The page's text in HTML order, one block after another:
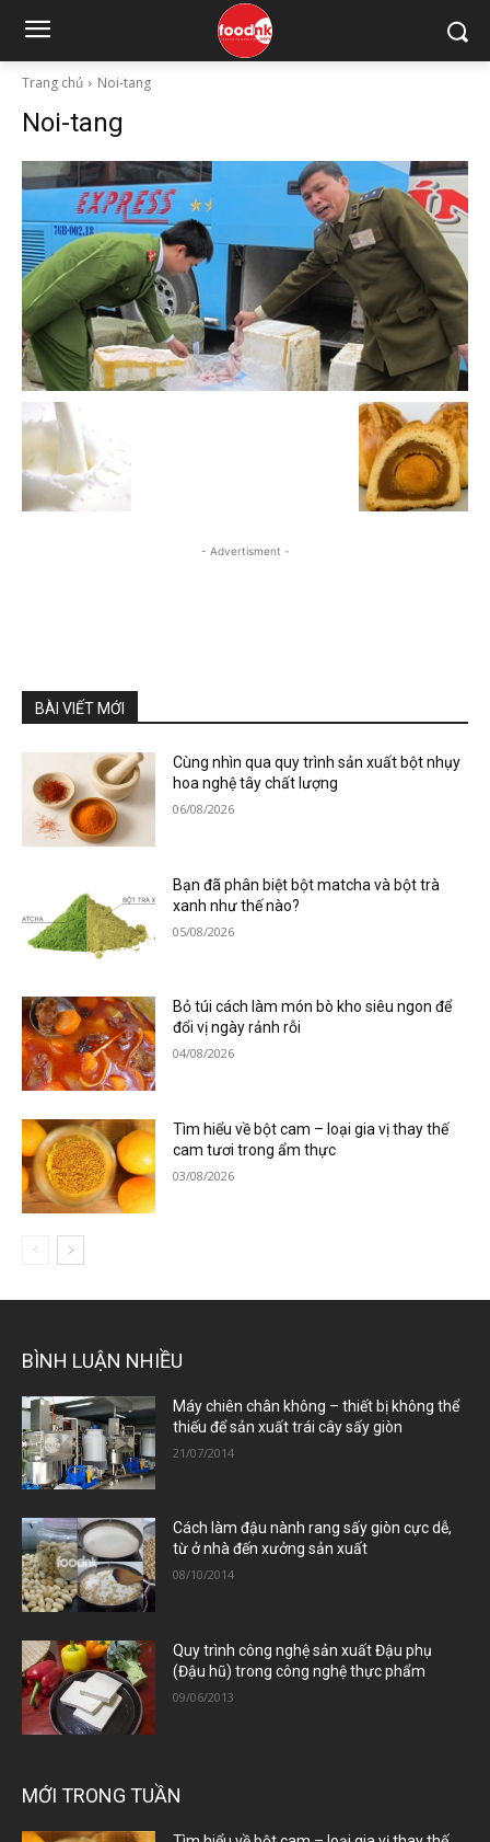
Trang chủ Noi-tang
Noi-tang
- Advertisment -
BÀI VIẾT MỚI
Cùng nhìn qua quy trình sản xuất bột nhụy
hoa nghệ tây chất lượng
06/08/2026
Bạn đã phân biệt bột matcha và bột trà
xanh như thế nào?
05/08/2026
Bỏ túi cách làm món bò kho siêu ngon để
đổi vị ngày rảnh rỗi
04/08/2026
Tìm hiểu về bột cam – loại gia vị thay thế
cam tươi trong ẩm thực
03/08/2026
BÌNH LUẬN NHIỀU
Máy chiên chân không – thiết bị không thể
thiếu để sản xuất trái cây sấy giòn
21/07/2014
Cách làm đậu nành rang sấy giòn cực dễ,
từ ở nhà đến xưởng sản xuất
08/10/2014
Quy trình công nghệ sản xuất Đậu phụ
(Đậu hũ) trong công nghệ thực phẩm
09/06/2013
MỚI TRONG TUẦN